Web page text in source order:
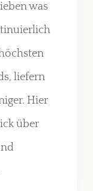
was
liefern
Hier
über